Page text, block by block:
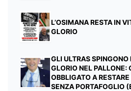
L’OSIMANA RESTA IN
GLORIO
GLI ULTRAS
GLORIO NEL PALLONE:
OBBLIGATO A
SENZA PORTAFOGLIO